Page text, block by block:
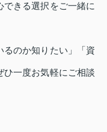
きる選択をご一緒に
るのか知りたい」「資
ひ一度お気軽にご相談